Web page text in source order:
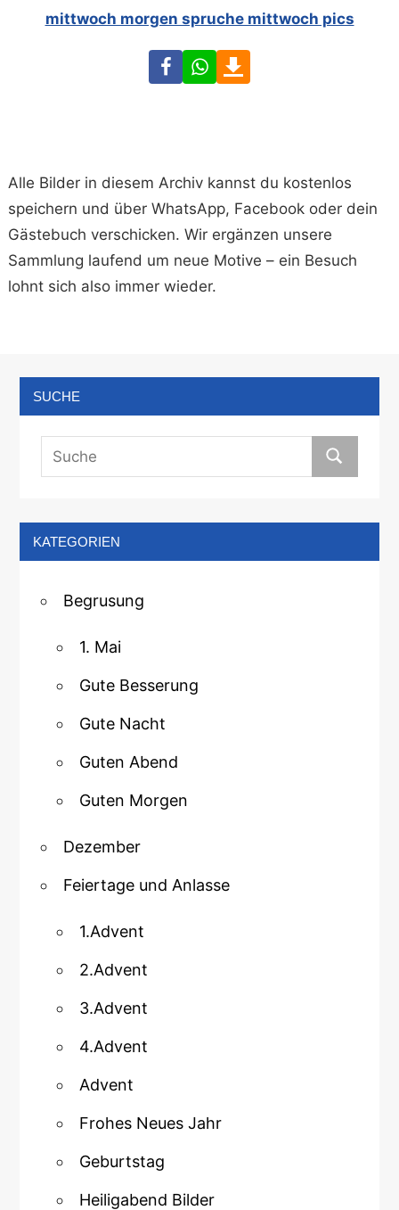
mittwoch morgen spruche mittwoch pics
FacebookWhatsApp
Alle Bilder in diesem Archiv kannst du kostenlos
speichern und über WhatsApp, Facebook oder dein
Gästebuch verschicken. Wir ergänzen unsere
Sammlung laufend um neue Motive – ein Besuch
lohnt sich also immer wieder.
SUCHE
KATEGORIEN
Begrusung
1. Mai
Gute Besserung
Gute Nacht
Guten Abend
Guten Morgen
Dezember
Feiertage und Anlasse
1.Advent
2.Advent
3.Advent
4.Advent
Advent
Frohes Neues Jahr
Geburtstag
Heiligabend Bilder